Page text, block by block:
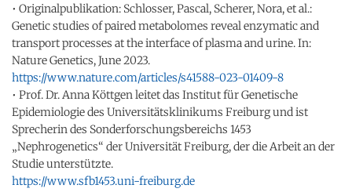
• Originalpublikation: Schlosser, Pascal, Scherer, Nora, et al.:
Genetic studies of paired metabolomes reveal enzymatic and
transport processes at the interface of plasma and urine. In:
Nature Genetics, June 2023.
https://www.nature.com/articles/s41588-023-01409-8
• Prof. Dr. Anna Köttgen leitet das Institut für Genetische
Epidemiologie des Universitätsklinikums Freiburg und ist
Sprecherin des Sonderforschungsbereichs 1453
„Nephrogenetics“ der Universität Freiburg, der die Arbeit an der
Studie unterstützte.
https://www.sfb1453.uni-freiburg.de